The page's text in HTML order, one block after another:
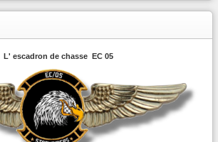
L' escadron de chasse EC 05